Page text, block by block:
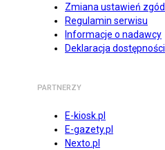
Zmiana ustawień zgód
Regulamin serwisu
Informacje o nadawcy
Deklaracja dostępności
PARTNERZY
E-kiosk.pl
E-gazety.pl
Nexto.pl